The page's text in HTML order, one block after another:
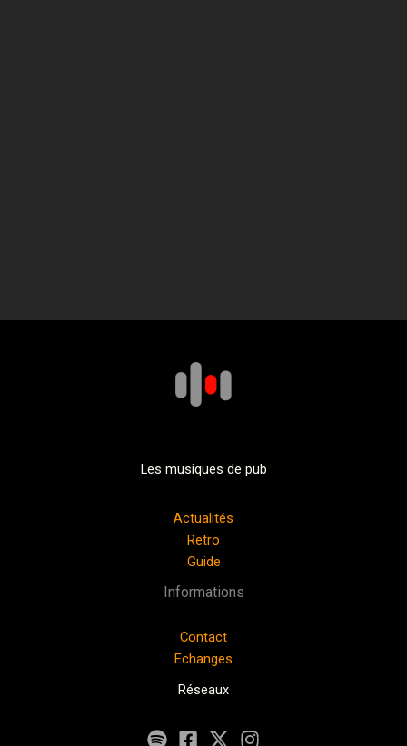
Les musiques de pub
Actualités
Retro
Guide
Informations
Contact
Echanges
Réseaux